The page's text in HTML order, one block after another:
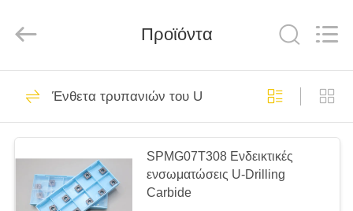
ΣΠΊΤΙ
ΠΡΟΪΌΝΤΑ
ΒΊΝΤΕΟ
Materials
Co.,ltd.
ένθετα στροφής
κεραμομετάλλων
272
Προϊόντα
Ένθετα τρυπανιών του U
SPMG07T308 Ενδεικτικές
ενσωματώσεις U-Drilling
Carbide